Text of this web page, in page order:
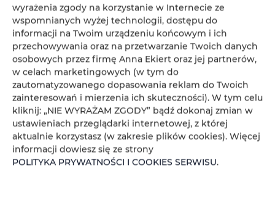
wyrażenia zgody na korzystanie w Internecie ze
wspomnianych wyżej technologii, dostępu do
informacji na Twoim urządzeniu końcowym i ich
przechowywania oraz na przetwarzanie Twoich danych
osobowych przez firmę Anna Ekiert oraz jej partnerów,
w celach marketingowych (w tym do
zautomatyzowanego dopasowania reklam do Twoich
zainteresowań i mierzenia ich skuteczności). W tym celu
kliknij: „NIE WYRAŻAM ZGODY” bądź dokonaj zmian w
ustawieniach przeglądarki internetowej, z której
aktualnie korzystasz (w zakresie plików cookies). Więcej
informacji dowiesz się ze strony
POLITYKA PRYWATNOŚCI I COOKIES SERWISU.